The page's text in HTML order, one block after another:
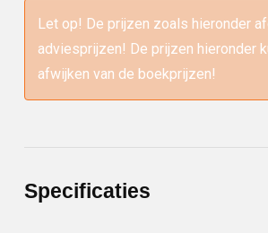
Let op! De prijzen zoals hieronder
adviesprijzen! De prijzen hieronder
afwijken van de boekprijzen!
Specificaties